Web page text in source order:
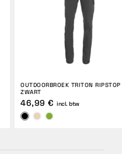
OUTDOORBROEK TRITON RIPSTOP
ZWART
46,99 € incl. btw